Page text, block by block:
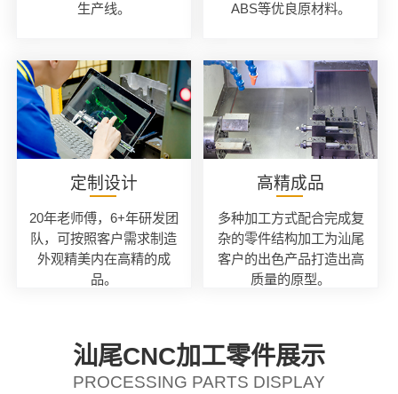
生产线。
ABS等优良原材料。
定制设计
20年老师傅，6+年研发团
队，可按照客户需求制造
外观精美内在高精的成
品。
高精成品
多种加工方式配合完成复
杂的零件结构加工为汕尾
客户的出色产品打造出高
质量的原型。
汕尾CNC加工零件展示
PROCESSING PARTS DISPLAY